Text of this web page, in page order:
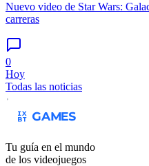
Nuevo video de Star Wars:
carreras
0
Hoy
Todas las noticias
Tu guía en el mundo
de los videojuegos